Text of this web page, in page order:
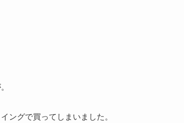
ングで買ってしまいました。